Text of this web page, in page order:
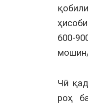
600-
Чӣ
роҳ